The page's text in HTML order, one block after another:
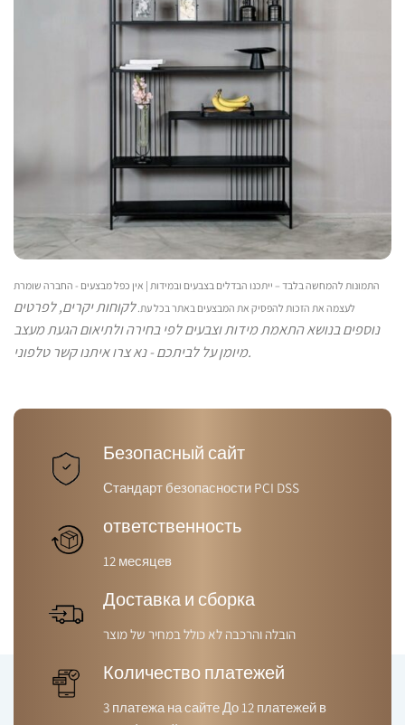
התמונות להמחשה בלבד – ייתכנו הבדלים בצבעים ובמידות | אין כפל מבצעים - החברה שומרת
לעצמה את הזכות להפסיק את המבצעים באתר בכל עת.לקוחות יקרים, לפרטים
נוספים בנושא התאמת מידות וצבעים לפי בחירה ולתיאום הגעת מעצב
מיומן על לביתכם - נא צרו איתנו קשר טלפוני.
Безопасный сайт
Стандарт безопасности PCI DSS
ответственность
12 месяцев
Доставка и сборка
הובלה והרכבה לא כולל במחיר של מוצר
Количество платежей
3 платежа на сайте До 12 платежей в